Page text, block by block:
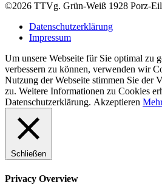
©2026 TTVg. Grün-Weiß 1928 Porz-
Datenschutzerklärung
Impressum
Um unsere Webseite für Sie optimal zu
verbessern zu können, verwenden wir
Nutzung der Webseite stimmen Sie der
zu. Weitere Informationen zu Cookies
Datenschutzerklärung. Akzeptieren
Schließen
Privacy Overview